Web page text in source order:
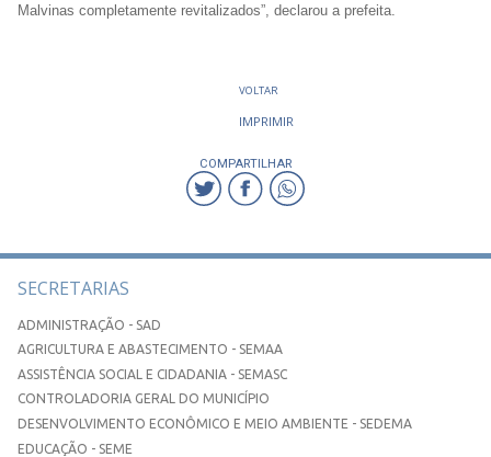
Malvinas completamente revitalizados”, declarou a prefeita.
VOLTAR
IMPRIMIR
COMPARTILHAR
SECRETARIAS
ADMINISTRAÇÃO - SAD
AGRICULTURA E ABASTECIMENTO - SEMAA
ASSISTÊNCIA SOCIAL E CIDADANIA - SEMASC
CONTROLADORIA GERAL DO MUNICÍPIO
DESENVOLVIMENTO ECONÔMICO E MEIO AMBIENTE - SEDEMA
EDUCAÇÃO - SEME